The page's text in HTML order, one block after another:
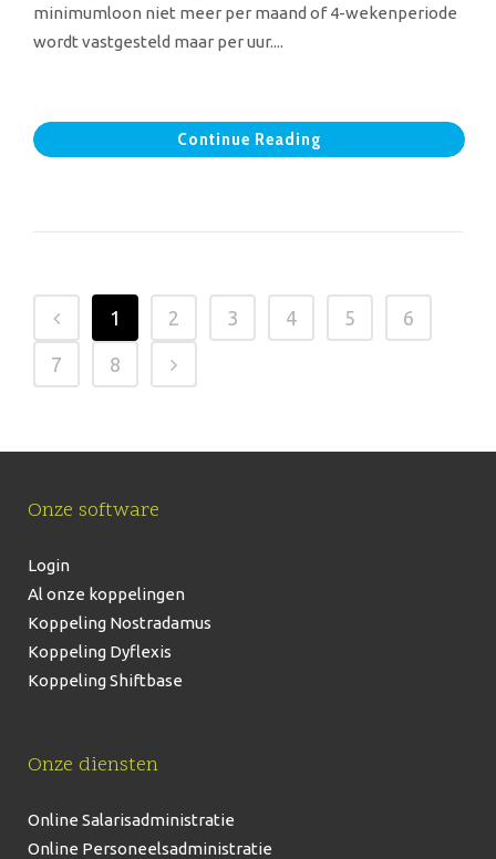
minimumloon niet meer per maand of 4-wekenperiode
wordt vastgesteld maar per uur....
Continue Reading
1 2 3 4 5 6
7 8
Onze software
Login
Al onze koppelingen
Koppeling Nostradamus
Koppeling Dyflexis
Koppeling Shiftbase
Onze diensten
Online Salarisadministratie
Online Personeelsadministratie